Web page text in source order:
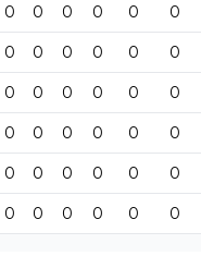
0 0 0 0 0 0
0 0 0 0 0 0
0 0 0 0 0 0
0 0 0 0 0 0
0 0 0 0 0 0
0 0 0 0 0 0